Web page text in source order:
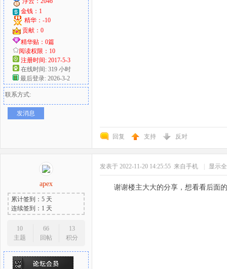
金钱：1
精华：-10
贡献：0
精华贴：0篇
阅读权限：10
注册时间: 2017-5-3
在线时间: 319 小时
最后登录: 2026-3-2
联系方式:
发消息
回复 支持 反对
apex
累计签到：5 天
连续签到：1 天
10
主题
66
回帖
13
积分
发表于 2022-11-20 14:25:55 来自手机 显示
谢谢楼主大大的分享，想看看后面